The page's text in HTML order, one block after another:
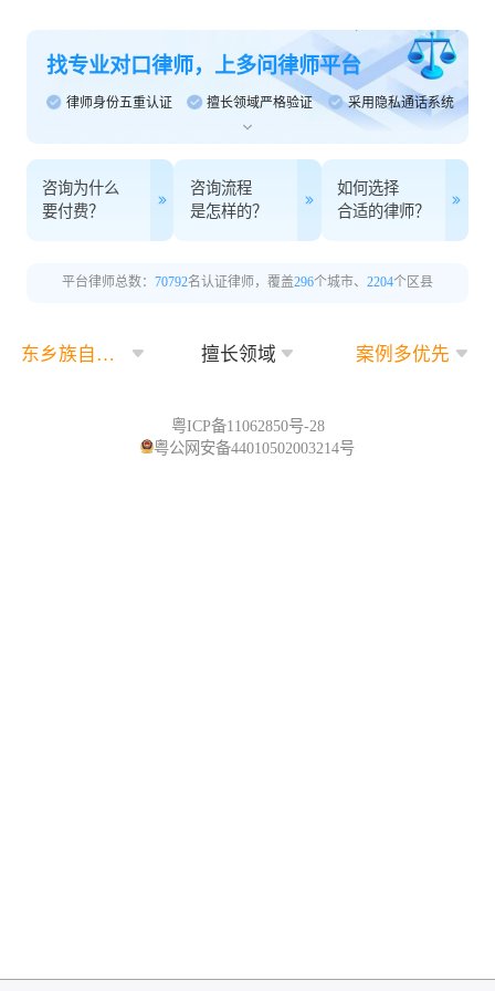
找专业对口律师，上多问律师平台
律师身份五重认证 擅长领域严格验证 采用隐私通话系统
咨询为什么
要付费？
咨询流程
是怎样的？
如何选择
合适的律师？
平台律师总数： 70792名认证律师，覆盖296个城市、 2204个区县
东乡族自治县 擅长领域 案例多优先
粤ICP备11062850号-28
粤公网安备44010502003214号